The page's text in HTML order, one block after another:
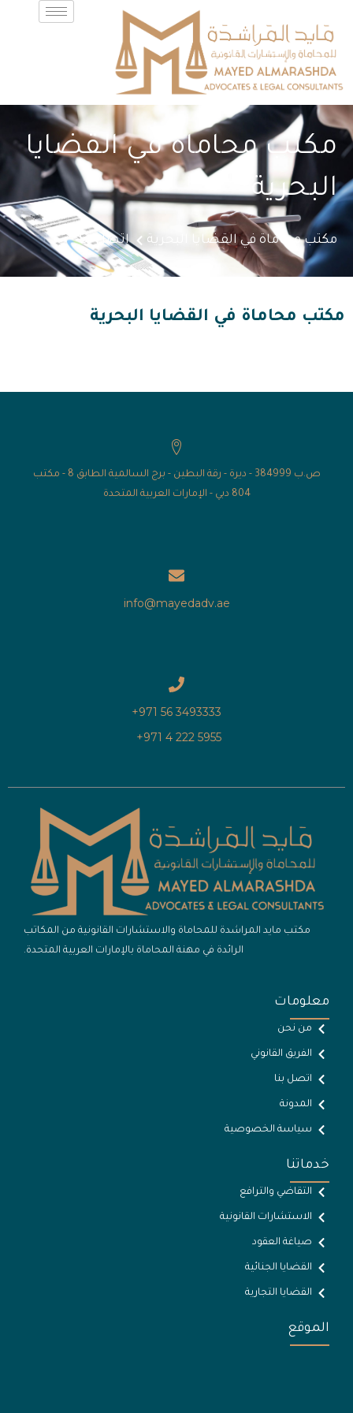
مكتب محاماة في القضايا
البحرية
مكتب محاماة في القضايا البحرية اتصل بنا
مكتب محاماة في القضايا البحرية
ص.ب 384999 - ديرة - رقة البطين - برج السالمية الطابق 8 - مكتب
804 دبي - الإمارات العربية المتحدة
info@mayedadv.ae
3493333 56 971+
5955 222 4 971+
مكتب مايد المراشدة للمحاماة والاستشارات القانونية من المكاتب
الرائدة في مهنة المحاماة بالإمارات العربية المتحدة.
معلومات
من نحن
الفريق القانوني
اتصل بنا
المدونة
سياسة الخصوصية
خدماتنا
التقاضي والترافع
الاستشارات القانونية
صياغة العقود
القضايا الجنائية
القضايا التجارية
الموقع